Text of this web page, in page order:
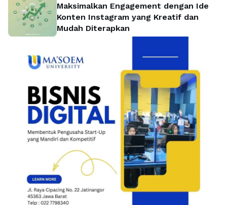
Maksimalkan Engagement dengan Ide
Konten Instagram yang Kreatif dan
Mudah Diterapkan